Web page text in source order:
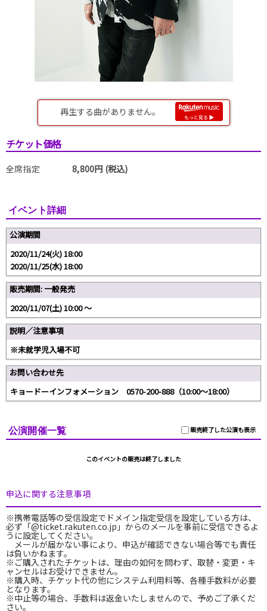
チケット価格
全席指定 8,800円 (税込)
イベント詳細
公演期間
2020/11/24(火) 18:00
2020/11/25(水) 18:00
販売期間: 一般発売
2020/11/07(土) 10:00 〜
説明／注意事項
※未就学児入場不可
お問い合わせ先
キョードーインフォメーション 0570-200-888（10:00～18:00）
販売終了した公演も表示
公演開催一覧
このイベントの販売は終了しました
申込に関する注意事項
※携帯電話等の受信設定でドメイン指定受信を設定している方は、
必ず「@ticket.rakuten.co.jp」からのメールを事前に受信できるよ
うに設定してください。
メールが届かない事により、申込が確認できない場合等でも責任
は負いかねます。
※ご購入されたチケットは、理由の如何を問わず、取替・変更・キ
ャンセルはお受けできません。
※購入時、チケット代の他にシステム利用料等、各種手数料が必要
となります。
※中止等の場合、手数料は返金いたしませんので、予めご了承くだ
さい。